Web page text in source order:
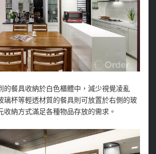
的餐具收納於白色櫃體中，減少視覺凌亂
璃杯等輕透材質的餐具則可放置於右側的玻
收納方式滿足各種物品存放的需求。